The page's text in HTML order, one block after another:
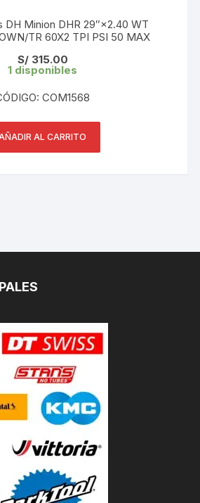
DH Minion DHR 29″×2.40 WT
TR 60X2 TPI PSI 50 MAX
S/315.00
1 disponibles
COM1568
AL CARRITO